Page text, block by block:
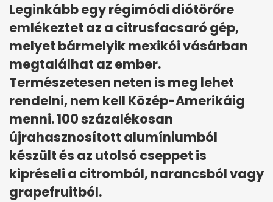
Leginkább egy régimódi diótörőre
emlékeztet az a citrusfacsaró gép,
melyet bármelyik mexikói vásárban
megtalálhat az ember.
Természetesen neten is meg lehet
rendelni, nem kell Közép-Amerikáig
menni. 100 százalékosan
újrahasznosított alumíniumból
készült és az utolsó cseppet is
kipréseli a citromból, narancsból vagy
grapefruitból.